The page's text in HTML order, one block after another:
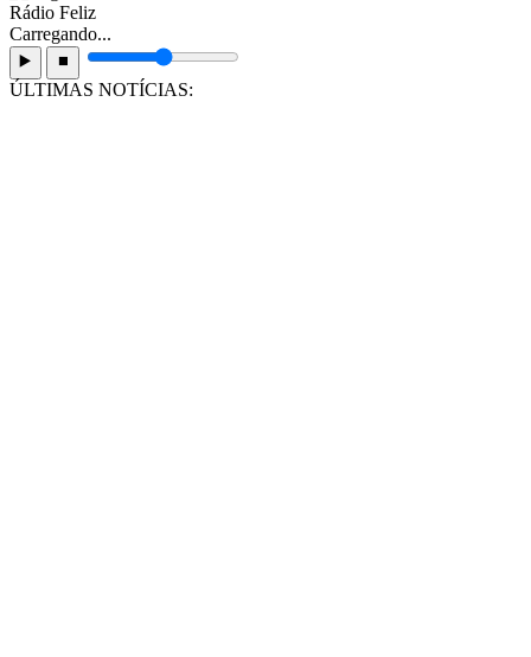
Rádio Feliz
Carregando...
▶️ ⏹️
ÚLTIMAS NOTÍCIAS: